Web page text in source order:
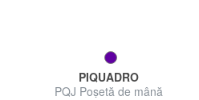
PIQUADRO
PQJ Poșetă de mână